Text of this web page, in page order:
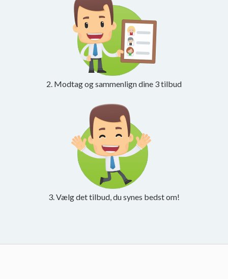
2. Modtag og sammenlign dine 3 tilbud
3. Vælg det tilbud, du synes bedst om!